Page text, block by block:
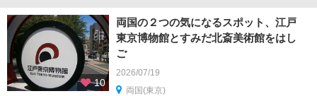
10
両国の２つの気になるスポット、江戸
東京博物館とすみだ北斎美術館をはし
ご
2026/07/19
両国(東京)